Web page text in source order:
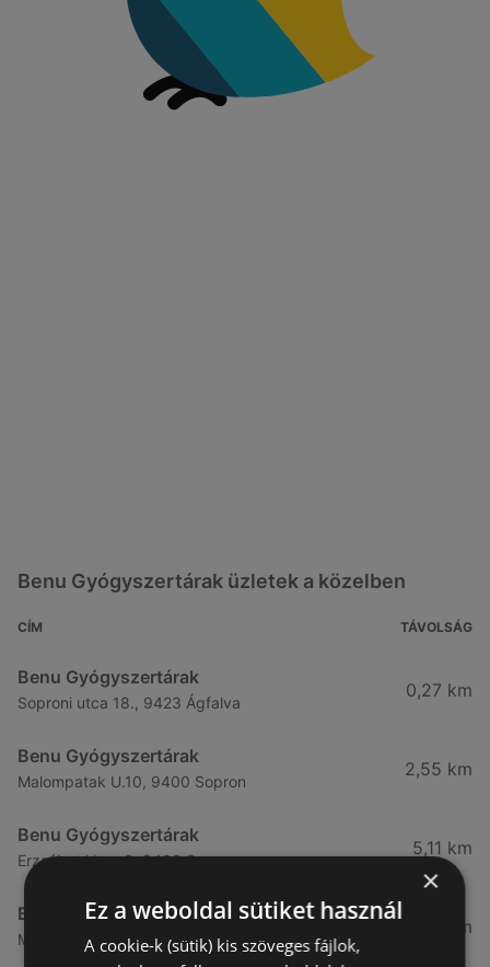
Benu Gyógyszertárak üzletek a közelben
CÍM TÁVOLSÁG
Benu Gyógyszertárak
Soproni utca 18., 9423 Ágfalva
0,27 km
Benu Gyógyszertárak
Malompatak U.10, 9400 Sopron
2,55 km
Benu Gyógyszertárak
Erzsébet Utca 6, 9400 Sopron
5,11 km
Benu Gyógyszertárak
Mátyás Király Utca 23, 9400 Sopron
5,24 km
×
Ez a weboldal sütiket használ
A cookie-k (sütik) kis szöveges fájlok,